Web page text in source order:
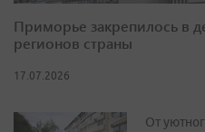
Приморье закрепилось в
регионов страны
17.07.2026
От